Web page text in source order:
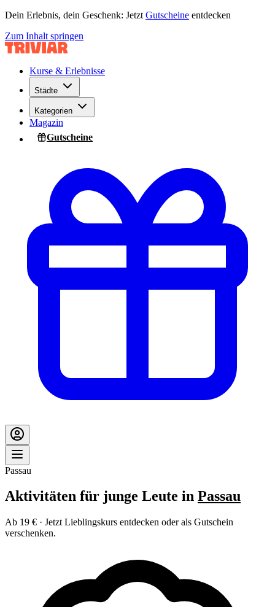
Dein Erlebnis, dein Geschenk: Jetzt Gutscheine entdecken
Zum Inhalt springen
Kurse & Erlebnisse
Städte
Kategorien
Magazin
Gutscheine
Passau
Aktivitäten für junge Leute in Passau
Ab 19 € · Jetzt Lieblingskurs entdecken oder als Gutschein
verschenken.